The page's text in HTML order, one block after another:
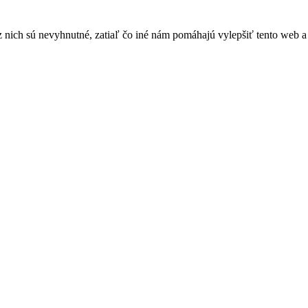
sú nevyhnutné, zatiaľ čo iné nám pomáhajú vylepšiť tento web